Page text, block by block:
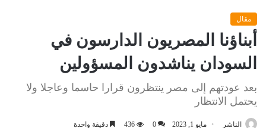
مقال
أبناؤنا المصريون الدارسون في
السودان يناشدون المسؤولين
بعد عودتهم إلى مصر ينتظرون قرارا حاسما وعاجلا ولا
يحتمل الانتظار
الناشر مايو 1, 2023 0
436 دقيقة واحدة